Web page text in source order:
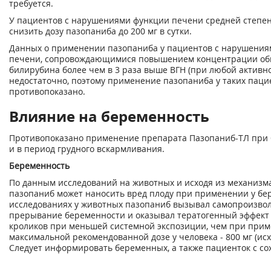
требуется.
У пациентов с нарушениями функции печени средней
снизить дозу пазопаниба до 200 мг в сутки.
Данных о применении пазопаниба у пациентов с
печени, сопровождающимися повышением концентрации
билирубина более чем в 3 раза выше ВГН (при любой
недостаточно, поэтому применение пазопаниба у таких
противопоказано.
Влияние на беременность
Противопоказано применение препарата Пазопаниб-ТЛ при
и в период грудного вскармливания.
Беременность
По данным исследований на животных и исходя из
пазопаниб может наносить вред плоду при применении у
исследованиях у животных пазопаниб вызывал
прерывание беременности и оказывал тератогенный
кроликов при меньшей системной экспозиции, чем при
максимальной рекомендованной дозе у человека - 800 мг
Следует информировать беременных, а также пациенток с